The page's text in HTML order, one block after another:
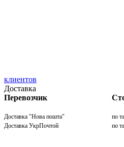
клиентов
Доставка
Перевозчик
Доставка "Нова пошта"
по
Доставка УкрПочтой
по